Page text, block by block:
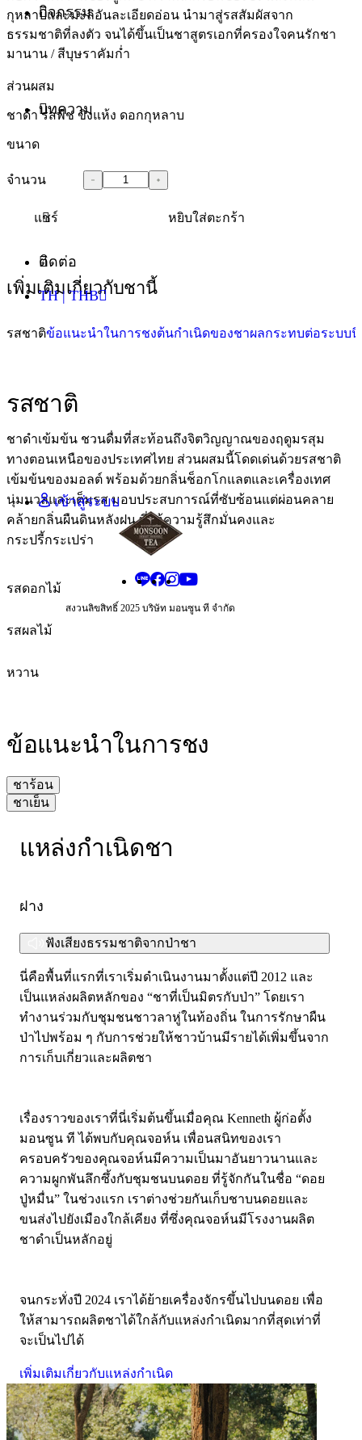
กิจกรรม
บทความ
ติดต่อ
TH | THB
จีน - ZH
บาท ไทย - THB
หยวน จีน - CNY
เยน ญี่ปุ่น - JPY
เข้าสู่ระบบ
สงวนลิขสิทธิ์ 2025 บริษัท มอนซูน ที จำกัด
กุหลาบและมะลิอันละเอียดอ่อน นำมาสู่รสสัมผัสจาก
ธรรมชาติที่ลงตัว จนได้ขึ้นเป็นชาสูตรเอกที่ครองใจคนรักชา
มานาน / สีบุษราคัมก่ำ
ส่วนผสม
ชาดำ รสพีช ขิงแห้ง ดอกกุหลาบ
ขนาด
จำนวน
หยิบใส่ตะกร้า
แชร์
เพิ่มเติมเกี่ยวกับชานี้
รสชาติข้อแนะนำในการชงต้นกำเนิดของชาผลกระทบต่อระบบนิ
รสชาติ
ชาดำเข้มข้น ชวนดื่มที่สะท้อนถึงจิตวิญญาณของฤดูมรสุม
ทางตอนเหนือของประเทศไทย ส่วนผสมนี้โดดเด่นด้วยรสชาติ
เข้มข้นของมอลต์ พร้อมด้วยกลิ่นช็อกโกแลตและเครื่องเทศ
นุ่มนวลและเต็มรส มอบประสบการณ์ที่ซับซ้อนแต่ผ่อนคลาย
คล้ายกลิ่นผืนดินหลังฝน ที่ให้ความรู้สึกมั่นคงและ
กระปรี้กระเปร่า
รสดอกไม้
รสผลไม้
หวาน
ข้อแนะนำในการชง
ชาร้อน
3. แช่ชาไว้ 3-5 นาที เมื่อครบเวลาแล้วให้นำใบชาออก ไม่
4. เสิร์ฟพร้อมของว่างแสนอร่อย
ชาเย็น
2. น้ำร้อนอุณหภูมิ 90-95 องศาเซลเซียส
4. เติมน้ำแข็งตามชอบ
คำแนะนำร้านค้าสำหรับชาเย็น:
เราจะนำชาที่แช่น้ำร้อน ใส่น้ำแข็งและเติมน้ำเชื่อมเล็กน้อย
เขย่าประมาณ 30 วินาที เทเฉพาะน้ำชาแล้วเสิร์ฟ
แหล่งกำเนิดชา
ฝาง
ฟังเสียงธรรมชาติจากป่าชา
นี่คือพื้นที่แรกที่เราเริ่มดำเนินงานมาตั้งแต่ปี 2012 และ
เป็นแหล่งผลิตหลักของ “ชาที่เป็นมิตรกับป่า” โดยเรา
ทำงานร่วมกับชุมชนชาวลาหู่ในท้องถิ่น ในการรักษาผืน
ป่าไปพร้อม ๆ กับการช่วยให้ชาวบ้านมีรายได้เพิ่มขึ้นจาก
การเก็บเกี่ยวและผลิตชา
เรื่องราวของเราที่นี่เริ่มต้นขึ้นเมื่อคุณ Kenneth ผู้ก่อตั้ง
มอนซูน ที ได้พบกับคุณจอห์น เพื่อนสนิทของเรา
ครอบครัวของคุณจอห์นมีความเป็นมาอันยาวนานและ
ความผูกพันลึกซึ้งกับชุมชนบนดอย ที่รู้จักกันในชื่อ “ดอย
ปู่หมื่น” ในช่วงแรก เราต่างช่วยกันเก็บชาบนดอยและ
ขนส่งไปยังเมืองใกล้เคียง ที่ซึ่งคุณจอห์นมีโรงงานผลิต
ชาดำเป็นหลักอยู่
จนกระทั่งปี 2024 เราได้ย้ายเครื่องจักรขึ้นไปบนดอย เพื่อ
ให้สามารถผลิตชาได้ใกล้กับแหล่งกำเนิดมากที่สุดเท่าที่
จะเป็นไปได้
เพิ่มเติมเกี่ยวกับแหล่งกำเนิด